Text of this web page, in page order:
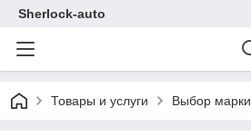
Sherlock-auto
Товары и услуги Выбор марки